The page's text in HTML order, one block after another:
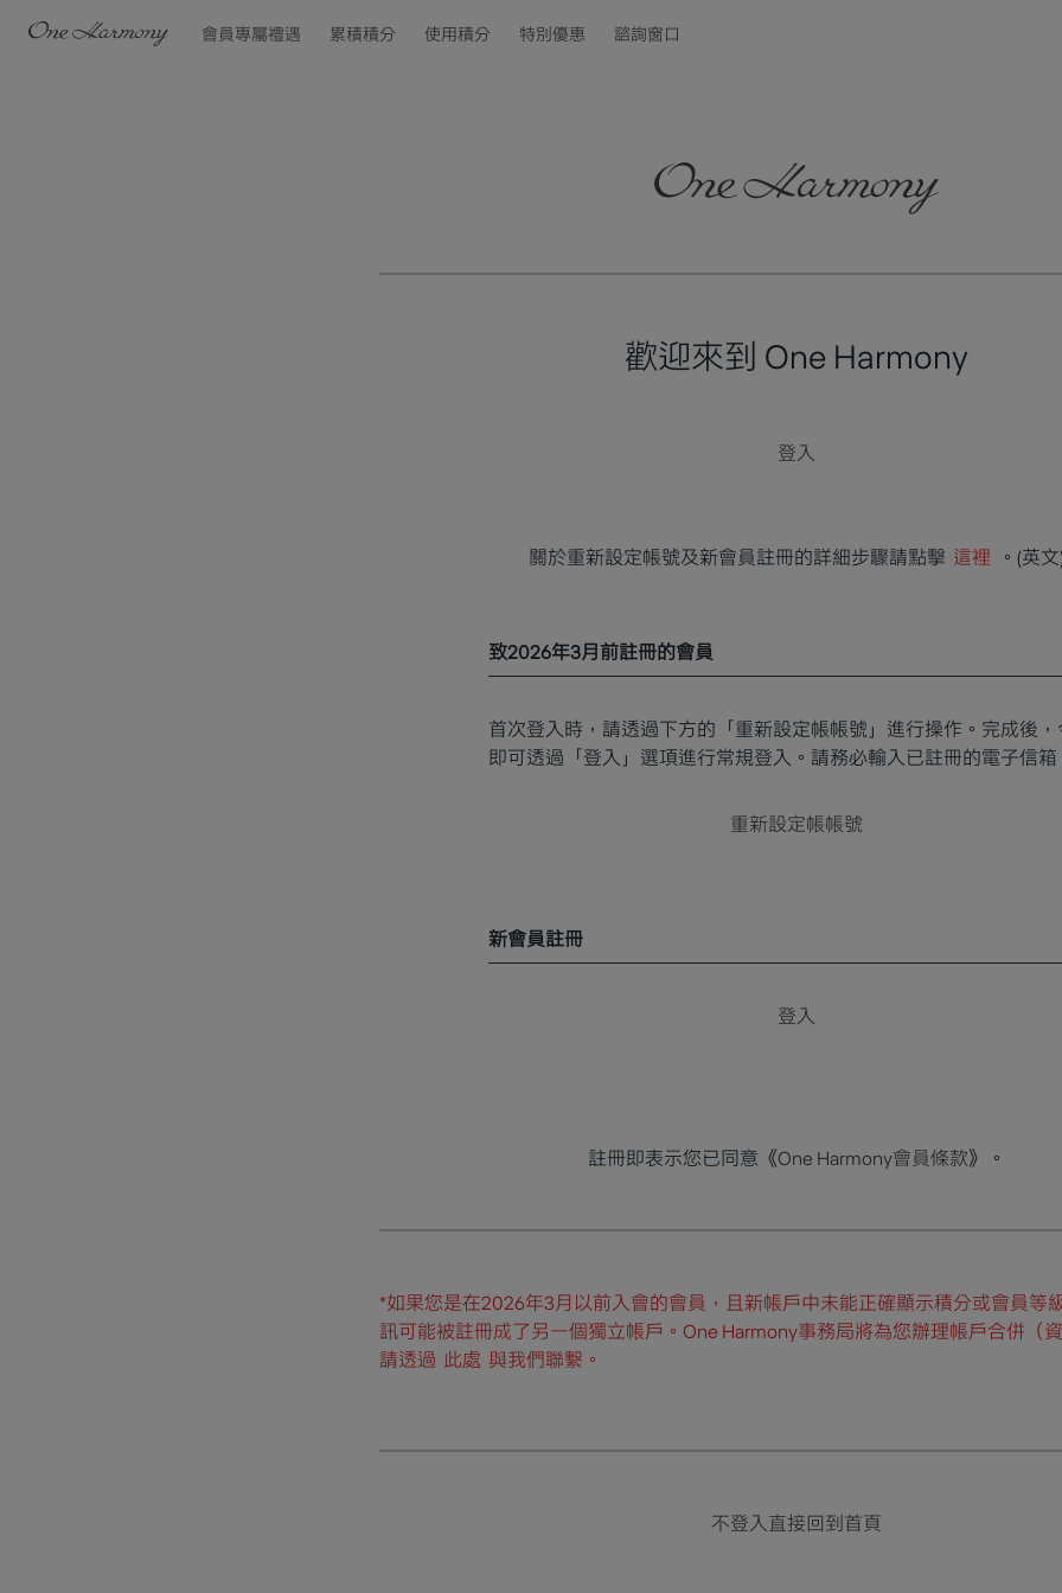
會員專屬禮遇 累積積分 使用積分 特別優惠 諮詢窗口
歡迎來到 One Harmony
登入
關於重新設定帳號及新會員註冊的詳細步驟請點擊 這裡 。(英文)
致2026年3月前註冊的會員
首次登入時，請透過下方的「重新設定帳帳號」進行操作。完成後
即可透過「登入」選項進行常規登入。請務必輸入已註冊的電子信箱
重新設定帳帳號
新會員註冊
登入
註冊即表示您已同意《One Harmony會員條款》。
*如果您是在2026年3月以前入會的會員，且新帳戶中未能正確顯示積分或會員等
訊可能被註冊成了另一個獨立帳戶。One Harmony事務局將為您辦理帳戶合併（
請透過 此處 與我們聯繫。
不登入直接回到首頁